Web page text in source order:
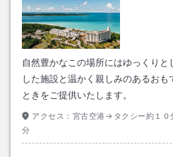
自然豊かなこの場所にはゆっくり
した施設と温かく親しみのあるおも
ときをご提供いたします。
アクセス： 宮古空港→タクシー約１０
分